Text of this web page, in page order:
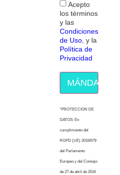
Acepto
los términos
y las
Condiciones
de Uso, y la
Política de
Privacidad
MÁNDAME
“PROTECCION DE
DATOS: En
cumplimiento del
RGPD (UE) 2016/679
del Parlamento
Europeo y del Consejo
de 27 de abril de 2016